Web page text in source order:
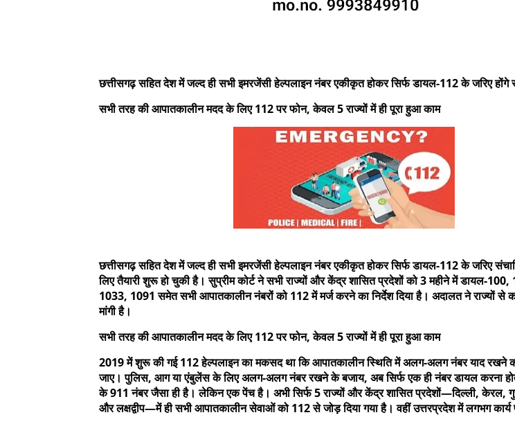
छत्तीसगढ़ सहित देश में जल्द ही सभी इमरजेंसी हेल्पलाइन नंबर एकीकृत होकर सिर्फ डायल-112 के जरिए होंगे
सभी तरह की आपातकालीन मदद के लिए 112 पर फोन, केवल 5 राज्यों में ही पूरा हुआ काम
छत्तीसगढ़ सहित देश में जल्द ही सभी इमरजेंसी हेल्पलाइन नंबर एकीकृत होकर सिर्फ डायल-112 के जरिए
लिए तैयारी शुरू हो चुकी है। सुप्रीम कोर्ट ने सभी राज्यों और केंद्र शासित प्रदेशों को 3 महीने में डायल-
1033, 1091 समेत सभी आपातकालीन नंबरों को 112 में मर्ज करने का निर्देश दिया है। अदालत ने राज्यों से
मांगी है।
सभी तरह की आपातकालीन मदद के लिए 112 पर फोन, केवल 5 राज्यों में ही पूरा हुआ काम
2019 में शुरू की गई 112 हेल्पलाइन का मकसद था कि आपातकालीन स्थिति में अलग-अलग नंबर याद रखने
जाए। पुलिस, आग या एंबुलेंस के लिए अलग-अलग नंबर रखने के बजाय, अब सिर्फ एक ही नंबर डायल करना
के 911 नंबर जैसा ही है। लेकिन एक पेंच है। अभी सिर्फ 5 राज्यों और केंद्र शासित प्रदेशों—दिल्ली, केरल,
और लक्षद्वीप—में ही सभी आपातकालीन सेवाओं को 112 से जोड़ दिया गया है। वहीं उत्तरप्रदेश में लगभग कार्य